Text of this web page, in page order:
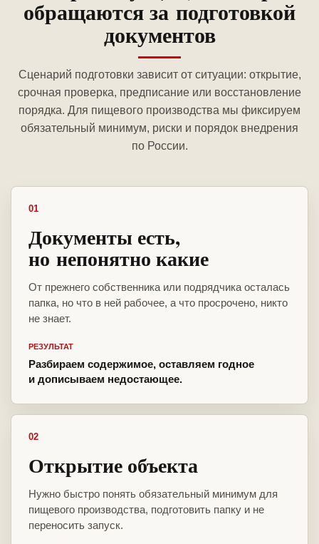
обращаются за подготовкой
документов
Сценарий подготовки зависит от ситуации: открытие,
срочная проверка, предписание или восстановление
порядка. Для пищевого производства мы фиксируем
обязательный минимум, риски и порядок внедрения
по России.
01
Документы есть,
но непонятно какие
От прежнего собственника или подрядчика осталась
папка, но что в ней рабочее, а что просрочено, никто
не знает.
РЕЗУЛЬТАТ
Разбираем содержимое, оставляем годное
и дописываем недостающее.
02
Открытие объекта
Нужно быстро понять обязательный минимум для
пищевого производства, подготовить папку и не
переносить запуск.